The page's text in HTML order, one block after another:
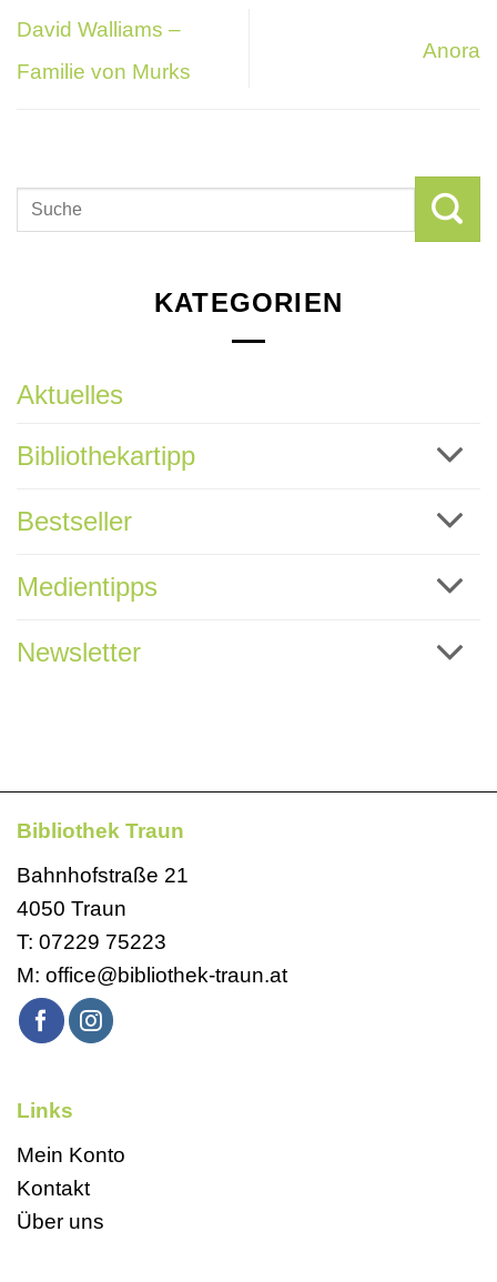
David Walliams –
Familie von Murks
Anora
KATEGORIEN
Aktuelles
Bibliothekartipp
Bestseller
Medientipps
Newsletter
Bibliothek Traun
Bahnhofstraße 21
4050 Traun
T: 07229 75223
M: office@bibliothek-traun.at
Links
Mein Konto
Kontakt
Über uns